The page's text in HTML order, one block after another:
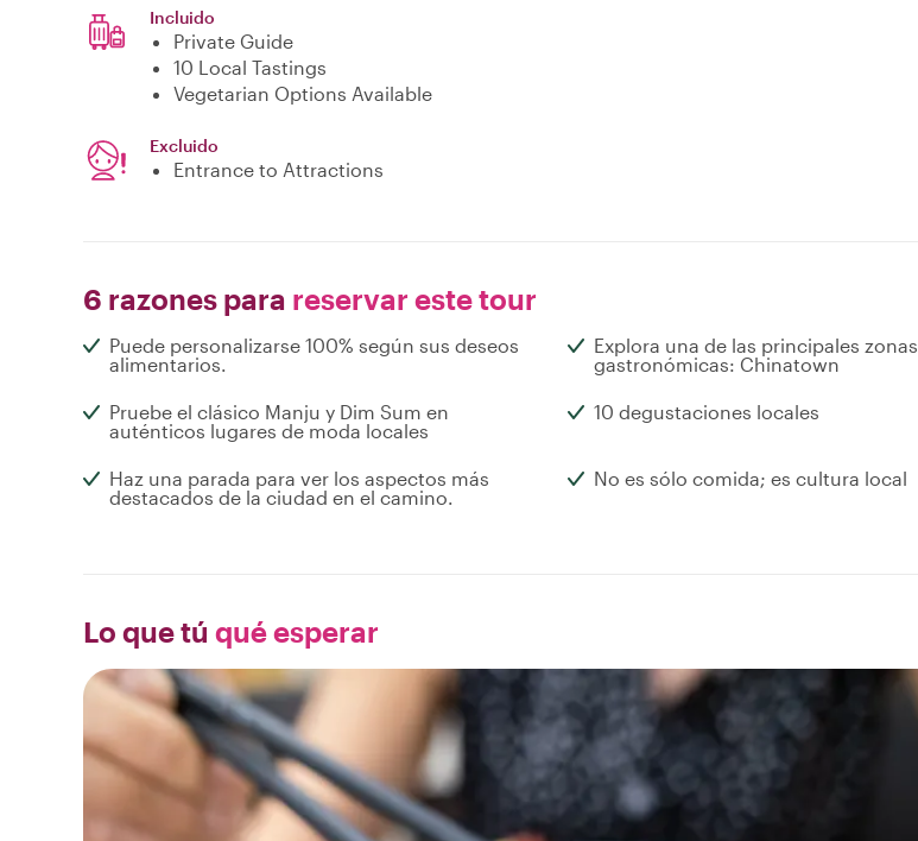
Incluido
Private Guide
10 Local Tastings
Vegetarian Options Available
Excluido
Entrance to Attractions
6 razones para reservar este tour
Puede personalizarse 100% según sus deseos
alimentarios.
Explora una de las principales zonas
gastronómicas: Chinatown
Pruebe el clásico Manju y Dim Sum en
auténticos lugares de moda locales
10 degustaciones locales
Haz una parada para ver los aspectos más
destacados de la ciudad en el camino.
No es sólo comida; es cultura local
Lo que tú qué esperar